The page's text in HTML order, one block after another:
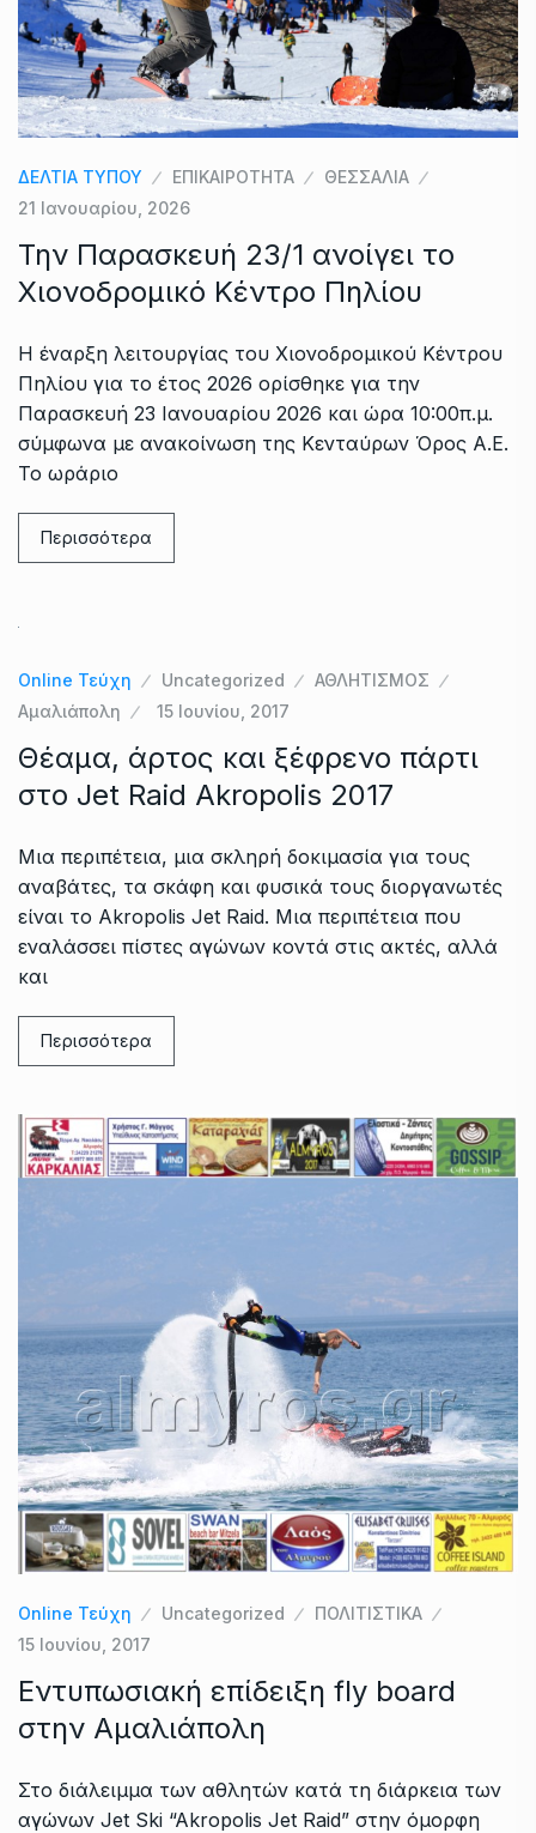
ΔΕΛΤΙΑ ΤΥΠΟΥ ΕΠΙΚΑΙΡΟΤΗΤΑ
ΘΕΣΣΑΛΙΑ
21 Ιανουαρίου, 2026
Την Παρασκευή 23/1 ανοίγει το
Χιονοδρομικό Κέντρο Πηλίου
Η έναρξη λειτουργίας του Χιονοδρομικού Κέντρου
Πηλίου για το έτος 2026 ορίσθηκε για την
Παρασκευή 23 Ιανουαρίου 2026 και ώρα 10:00π.μ.
σύμφωνα με ανακοίνωση της Κενταύρων Όρος Α.Ε.
Το ωράριο
Περισσότερα
Online Τεύχη Uncategorized
ΑΘΛΗΤΙΣΜΟΣ
Αμαλιάπολη
15 Ιουνίου, 2017
Θέαμα, άρτος και ξέφρενο πάρτι
στο Jet Raid Akropolis 2017
Μια περιπέτεια, μια σκληρή δοκιμασία για τους
αναβάτες, τα σκάφη και φυσικά τους διοργανωτές
είναι το Akropolis Jet Raid. Μια περιπέτεια που
εναλάσσει πίστες αγώνων κοντά στις ακτές, αλλά
και
Περισσότερα
Online Τεύχη Uncategorized
ΠΟΛΙΤΙΣΤΙΚΑ
15 Ιουνίου, 2017
Εντυπωσιακή επίδειξη fly board
στην Αμαλιάπολη
Στο διάλειμμα των αθλητών κατά τη διάρκεια των
αγώνων Jet Ski “Akropolis Jet Raid” στην όμορφη